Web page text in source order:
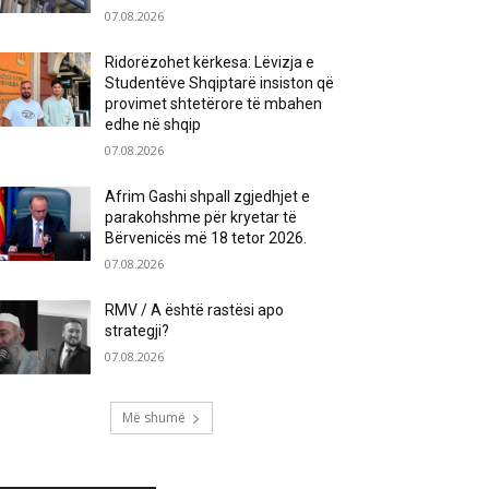
07.08.2026
Ridorëzohet kërkesa: Lëvizja e
Studentëve Shqiptarë insiston që
provimet shtetërore të mbahen
edhe në shqip
07.08.2026
Afrim Gashi shpall zgjedhjet e
parakohshme për kryetar të
Bërvenicës më 18 tetor 2026.
07.08.2026
RMV / A është rastësi apo
strategji?
07.08.2026
Më shumë